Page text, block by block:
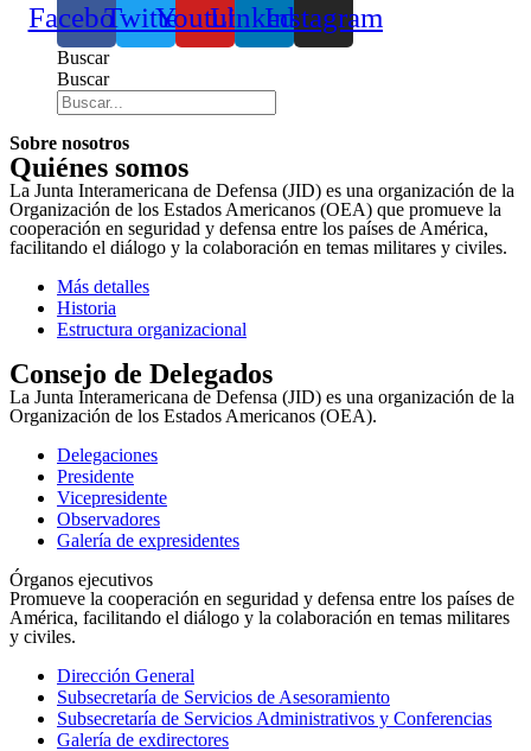
FacebookTwitterYoutubeLinkedinInstagram
Buscar
Buscar
Sobre nosotros
Quiénes somos
La Junta Interamericana de Defensa (JID) es una organización de la
Organización de los Estados Americanos (OEA) que promueve la
cooperación en seguridad y defensa entre los países de América,
facilitando el diálogo y la colaboración en temas militares y civiles.
Más detalles
Historia
Estructura organizacional
Consejo de Delegados
La Junta Interamericana de Defensa (JID) es una organización de la
Organización de los Estados Americanos (OEA).
Delegaciones
Presidente
Vicepresidente
Observadores
Galería de expresidentes
Órganos ejecutivos
Promueve la cooperación en seguridad y defensa entre los países de
América, facilitando el diálogo y la colaboración en temas militares
y civiles.
Dirección General
Subsecretaría de Servicios de Asesoramiento
Subsecretaría de Servicios Administrativos y Conferencias
Galería de exdirectores